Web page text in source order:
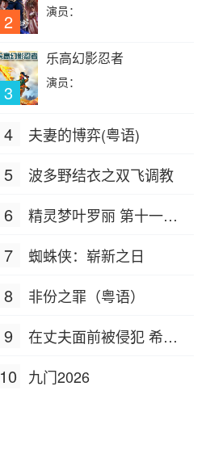
2 演员：
3
乐高幻影忍者
演员：
4 夫妻的博弈(粤语)
5 波多野结衣之双飞调教
6
精灵梦叶罗丽 第十一季
7 蜘蛛侠：崭新之日
8 非份之罪（粤语）
9
在丈夫面前被侵犯 希岛
10 九门2026